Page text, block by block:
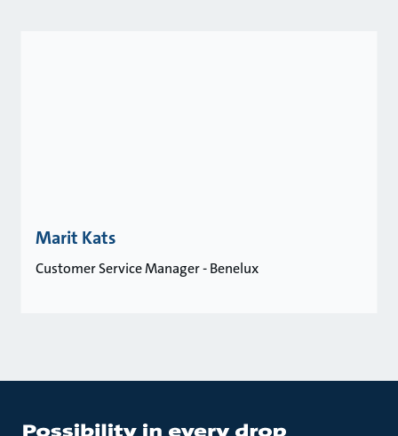
Marit Kats
Customer Service Manager - Benelux